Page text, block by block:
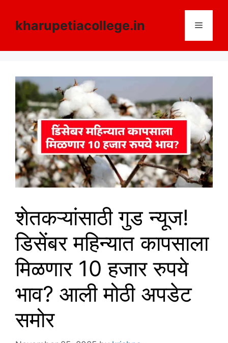
contentkharupetiacollege.in Menu
शेतकऱ्यांसाठी गुड न्यूज!
डिसेंबर महिन्यात कापसाला
मिळणार 10 हजार रुपये
भाव? आली मोठी अपडेट
समोर